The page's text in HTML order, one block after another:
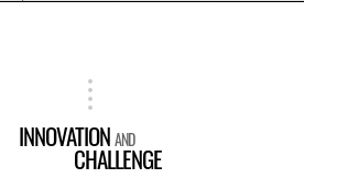
INNOVATIONAND
CHALLENGE